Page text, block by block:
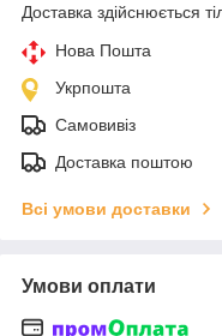
Доставка здійснюється
Нова Пошта
Укрпошта
Самовивіз
Доставка поштою
Всі умови доставки
Умови оплати